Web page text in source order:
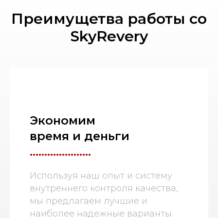
Преимущетва работы со
SkyRevery
Экономим
время и деньги
.....................
Используя наш опыт и систему
внутреннего контроля качества,
мы предлагаем лучшие и
наиболее надежные варианты.